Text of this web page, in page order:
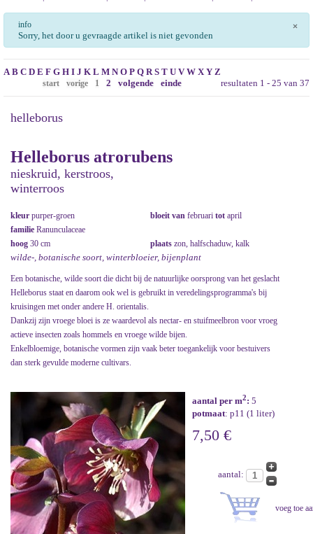
×
info
Sorry, het door u gevraagde artikel is niet gevonden
A B C D E F G H I J K L M N O P Q R S T U V W X Y Z
resultaten 1 - 25 van 37
start vorige 1 2 volgende einde
helleborus
Helleborus atrorubens
nieskruid, kerstroos,
winterroos
kleur purper-groen bloeit van februari tot april
familie Ranunculaceae
hoog 30 cm plaats zon, halfschaduw, kalk
wilde-, botanische soort, winterbloeier, bijenplant
Een botanische, wilde soort die dicht bij de natuurlijke oorsprong van het geslacht
Helleborus staat en daarom ook wel is gebruikt in veredelingsprogramma's bij
kruisingen met onder andere H. orientalis.
Dankzij zijn vroege bloei is ze waardevol als nectar- en stuifmeelbron voor vroeg
actieve insecten zoals hommels en vroege wilde bijen.
Enkelbloemige, botanische vormen zijn vaak beter toegankelijk voor bestuivers
dan sterk gevulde moderne cultivars.
aantal per m2: 5
potmaat: p11 (1 liter)
7,50 €
aantal: